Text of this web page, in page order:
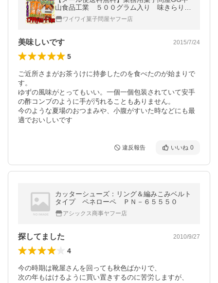
山食品工業 ５００グラム入り 味きらりゆ
ず昆布×１袋【昆】
ワイワイ菓子問屋ヤフー店
美味しいです 2015/7/24
5
ご近所さまがお茶うけに持参したのを食べたのが始まりで
す。
ゆずの風味がとってもいい。一個一個包装されていて安手
の酢コンブのように手が汚れることもありません。
今のような夏場のおつまみや、小腹がすいた時などにも最
適でおいしいです
違反報告 いいね 0
カッターシューズ：リング＆編みこみベルト
タイプ ペネローペ ＰＮ－６５５５０
アシックス商事ヤフー店
探してました 2010/9/27
4
今の時期は靴屋さんを回っても秋色ばかりで、
次の年もはけるように買い置きするのに苦労しますが、